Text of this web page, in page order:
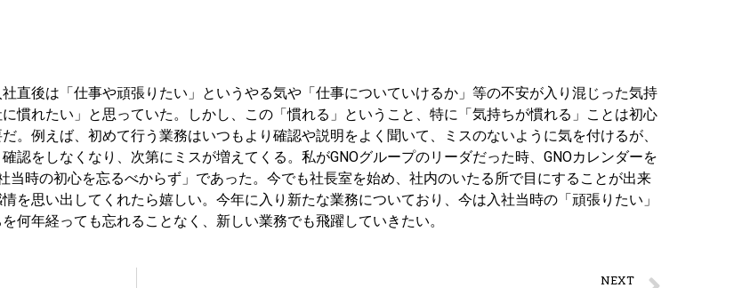
直後は「仕事や頑張りたい」というやる気や「仕事についていけるか」等の不安が入り混じった気持
慣れたい」と思っていた。しかし、この「慣れる」ということ、特に「気持ちが慣れる」ことは初心
。例えば、初めて行う業務はいつもより確認や説明をよく聞いて、ミスのないように気を付けるが、
認をしなくなり、次第にミスが増えてくる。私がGNOグループのリーダだった時、GNOカレンダーを
当時の初心を忘るべからず」であった。今でも社長室を始め、社内のいたる所で目にすることが出来
を思い出してくれたら嬉しい。今年に入り新たな業務についており、今は入社当時の「頑張りたい」
何年経っても忘れることなく、新しい業務でも飛躍していきたい。
NEXT